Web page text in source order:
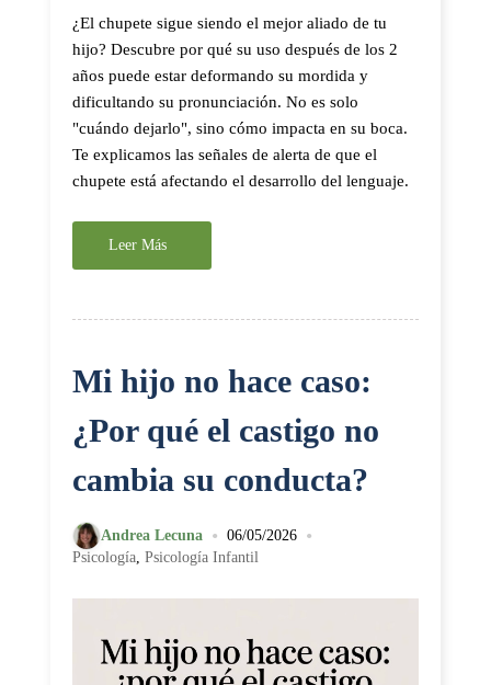
¿El chupete sigue siendo el mejor aliado de tu
hijo? Descubre por qué su uso después de los 2
años puede estar deformando su mordida y
dificultando su pronunciación. No es solo
"cuándo dejarlo", sino cómo impacta en su boca.
Te explicamos las señales de alerta de que el
chupete está afectando el desarrollo del lenguaje.
Leer Más
Mi hijo no hace caso:
¿Por qué el castigo no
cambia su conducta?
Andrea Lecuna • 06/05/2026 •
Psicología, Psicología Infantil